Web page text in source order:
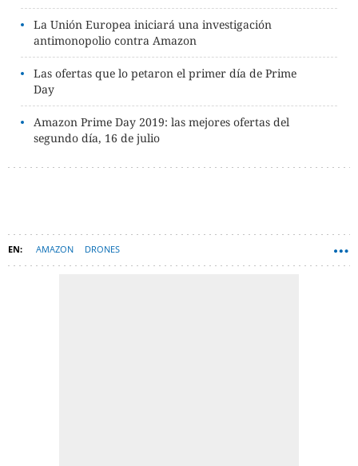
La Unión Europea iniciará una investigación
antimonopolio contra Amazon
Las ofertas que lo petaron el primer día de Prime
Day
Amazon Prime Day 2019: las mejores ofertas del
segundo día, 16 de julio
AMAZON DRONES